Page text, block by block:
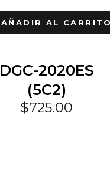
AÑADIR AL
DGC-2020ES
(5C2)
$725.00